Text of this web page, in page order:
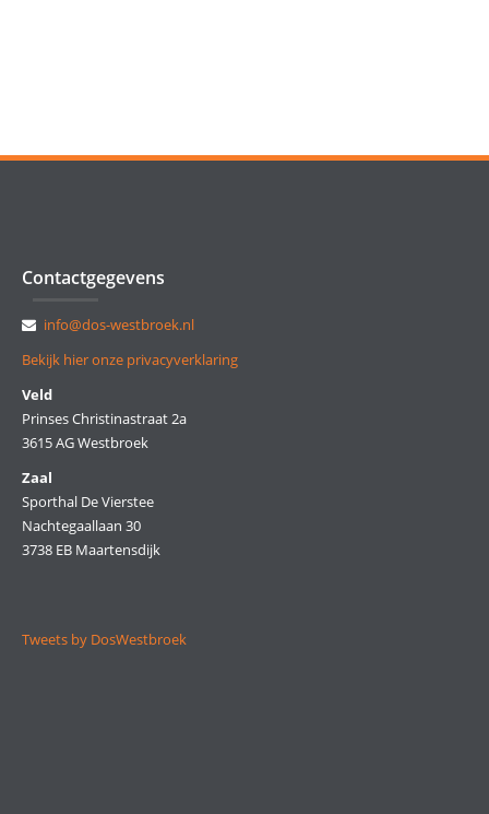
Contactgegevens
info@dos-westbroek.nl
Bekijk hier onze privacyverklaring
Veld
Prinses Christinastraat 2a
3615 AG Westbroek
Zaal
Sporthal De Vierstee
Nachtegaallaan 30
3738 EB Maartensdijk
Tweets by DosWestbroek